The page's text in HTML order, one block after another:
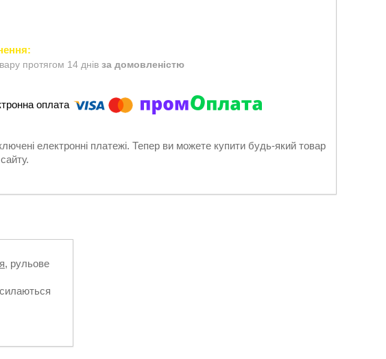
протягом 14 днів за домовленістю
електронні платежі. Тепер ви можете купити будь-який товар
, рульове